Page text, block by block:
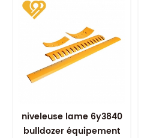
niveleuse lame 6y3840
bulldozer équipement